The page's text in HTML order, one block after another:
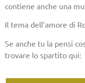
contiene anche una
Il tema dell’amore di
Se anche tu la pensi
trovare lo spartito qui: